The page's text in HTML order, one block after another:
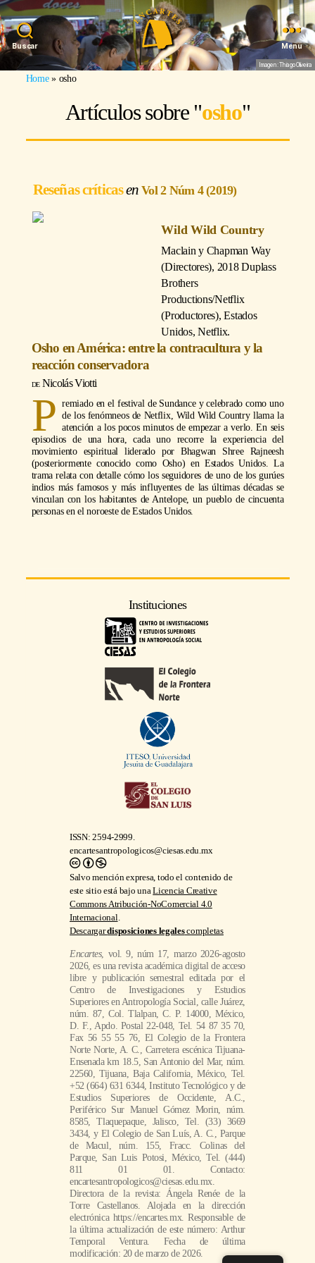
Buscar Menu
Imagen: Thiago Oliveira
Home» osho
Artículos sobre "osho"
Reseñas críticas Vol 2 Núm 4 (2019)
Wild Wild Country
Maclain y Chapman Way
(Directores), 2018 Duplass
Brothers
Productions/Netflix
(Productores), Estados
Unidos, Netflix.
Osho en América: entre la contracultura y la
reacción conservadora
Nicolás Viotti
P remiado en el festival de Sundance y celebrado como uno
de los fenómneos de Netflix, Wild Wild Country llama la
atención a los pocos minutos de empezar a verlo. En seis
episodios de una hora, cada uno recorre la experiencia del
movimiento espiritual liderado por Bhagwan Shree Rajneesh
(posteriormente conocido como Osho) en Estados Unidos. La
trama relata con detalle cómo los seguidores de uno de los gurúes
indios más famosos y más influyentes de las últimas décadas se
vinculan con los habitantes de Antelope, un pueblo de cincuenta
personas en el noroeste de Estados Unidos.
Instituciones
ISSN: 2594-2999.
encartesantropologicos@ciesas.edu.mx
Salvo mención expresa, todo el contenido de
este sitio está bajo unaLicencia Creative
Commons Atribución-NoComercial 4.0
Internacional
Descargardisposiciones legalescompletas
Encartes, vol. 9, núm 17, marzo 2026-agosto
2026, es una revista académica digital de acceso
libre y publicación semestral editada por el
Centro de Investigaciones y Estudios
Superiores en Antropología Social, calle Juárez,
núm. 87, Col. Tlalpan, C. P. 14000, México,
D. F., Apdo. Postal 22-048, Tel. 54 87 35 70,
Fax 56 55 55 76, El Colegio de la Frontera
Norte Norte, A. C., Carretera escénica Tijuana-
Ensenada km 18.5, San Antonio del Mar, núm.
22560, Tijuana, Baja California, México, Tel.
+52 (664) 631 6344, Instituto Tecnológico y de
Estudios Superiores de Occidente, A.C.,
Periférico Sur Manuel Gómez Morin, núm.
8585, Tlaquepaque, Jalisco, Tel. (33) 3669
3434, y El Colegio de San Luís, A. C., Parque
de Macul, núm. 155, Fracc. Colinas del
Parque, San Luis Potosi, México, Tel. (444)
811 01 01. Contacto:
encartesantropologicos@ciesas.edu.mx.
Directora de la revista: Ángela Renée de la
Torre Castellanos. Alojada en la dirección
electrónica https://encartes.mx. Responsable de
la última actualización de este número: Arthur
Temporal Ventura. Fecha de última
modificación: 20 de marzo de 2026.